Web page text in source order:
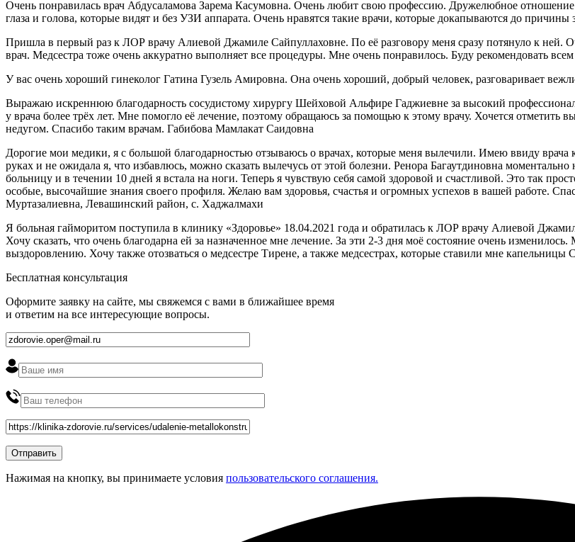
Очень понравилась врач Абдусаламова Зарема Касумовна. Очень любит свою профессию. Дружелюбное
глаза и голова, которые видят и без УЗИ аппарата. Очень нравятся такие врачи, которые докапываются до
Пришла в первый раз к ЛОР врачу Алиевой Джамиле Сайпуллаховне. По её разговору меня сразу потянуло к ней.
врач. Медсестра тоже очень аккуратно выполняет все процедуры. Мне очень понравилось. Буду рекомендовать
У вас очень хороший гинеколог Гатина Гузель Амировна. Она очень хороший, добрый человек, разговаривает
Выражаю искреннюю благодарность сосудистому хирургу Шейховой Альфире Гаджиевне за высокий
у врача более трёх лет. Мне помогло её лечение, поэтому обращаюсь за помощью к этому врачу. Хочется отметить
недугом. Спасибо таким врачам. Габибова Мамлакат Саидовна
Дорогие мои медики, я с большой благодарностью отзываюсь о врачах, которые меня вылечили. Имею ввиду врача
руках и не ожидала я, что избавлюсь, можно сказать вылечусь от этой болезни. Ренора Багаутдиновна
больницу и в течении 10 дней я встала на ноги. Теперь я чувствую себя самой здоровой и счастливой. Это так
особые, высочайшие знания своего профиля. Желаю вам здоровья, счастья и огромных успехов в вашей работе.
Муртазалиевна, Левашинский район, с. Хаджалмахи
Я больная гайморитом поступила в клинику «Здоровье» 18.04.2021 года и обратилась к ЛОР врачу Алиевой
Хочу сказать, что очень благодарна ей за назначенное мне лечение. За эти 2-3 дня моё состояние очень
выздоровлению. Хочу также отозваться о медсестре Тирене, а также медсестрах, которые ставили мне
Бесплатная консультация
Оформите заявку на сайте, мы свяжемся с вами в ближайшее время
и ответим на все интересующие вопросы.
Нажимая на кнопку, вы принимаете условия пользовательского соглашения.